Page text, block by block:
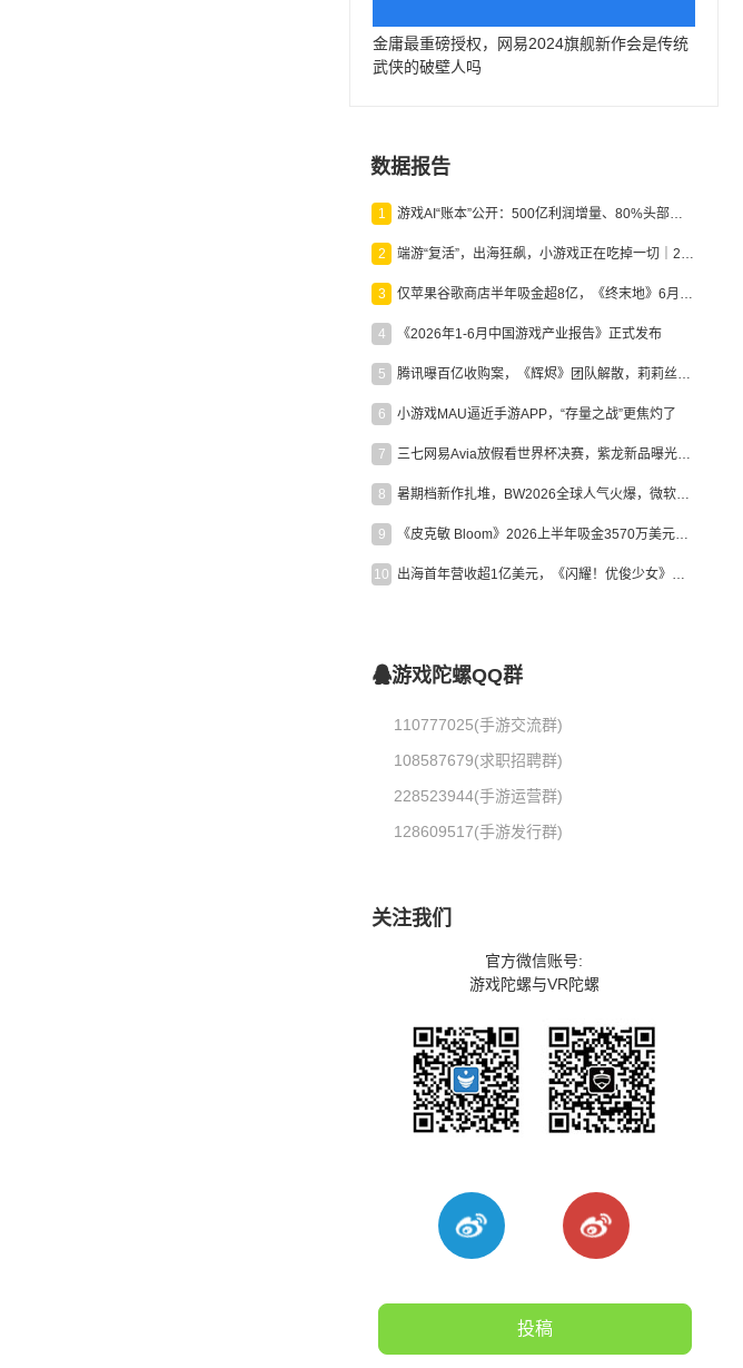
金庸最重磅授权，网易2024旗舰新作会是传统
武侠的破壁人吗
数据报告
1 游戏AI“账本”公开：500亿利润增量、80%头部入局，谁在闷声发财？
2 端游“复活”，出海狂飙，小游戏正在吃掉一切｜2026上半年产业报告
3 仅苹果谷歌商店半年吸金超8亿，《终末地》6月份收入显著回暖
4 《2026年1-6月中国游戏产业报告》正式发布
5 腾讯曝百亿收购案，《辉烬》团队解散，莉莉丝新作曝光｜陀螺周报
6 小游戏MAU逼近手游APP，“存量之战”更焦灼了
7 三七网易Avia放假看世界杯决赛，紫龙新品曝光，米哈游新作上线 | 陀螺周报
8 暑期档新作扎堆，BW2026全球人气火爆，微软XBOX大裁员|陀螺周报
9 《皮克敏 Bloom》2026上半年吸金3570万美元，中国台湾成最大市场
10 出海首年营收超1亿美元，《闪耀！优俊少女》美国市场占比达七成
游戏陀螺QQ群
110777025(手游交流群)
108587679(求职招聘群)
228523944(手游运营群)
128609517(手游发行群)
关注我们
官方微信账号:
游戏陀螺与VR陀螺
投稿